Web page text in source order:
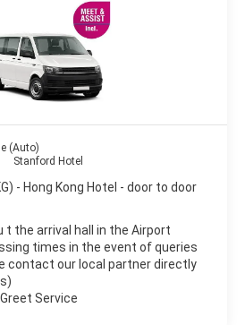
belangrijke bezienswaardigheden
zijn de Tian Tan Boeddha op het
gebouwen van Central te
en gespiegelde torens, enkele
gebieden van Kowloon
en rustigere gebieden van
een opwindend nachtleven en
die zelfs de meest veeleisende
(Auto)
Stanford Hotel
- Hong Kong Hotel - door to door
t the arrival hall in the Airport
times in the event of queries
contact our local partner directly
Service